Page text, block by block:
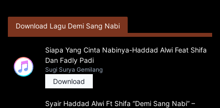
Download Lagu Demi Sang Nabi
Siapa Yang Cinta Nabinya-Haddad Alwi Feat Shifa
Dan Fadly Padi
Sugi Surya Gemilang
Download
Syair Haddad Alwi Ft Shifa “Demi Sang Nabi” –